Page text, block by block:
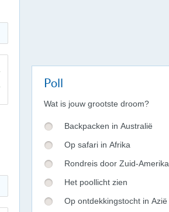
Poll
Wat is jouw grootste droom?
Backpacken in Australië
Op safari in Afrika
Rondreis door Zuid-Amerika
Het poollicht zien
Op ontdekkingstocht in Azië